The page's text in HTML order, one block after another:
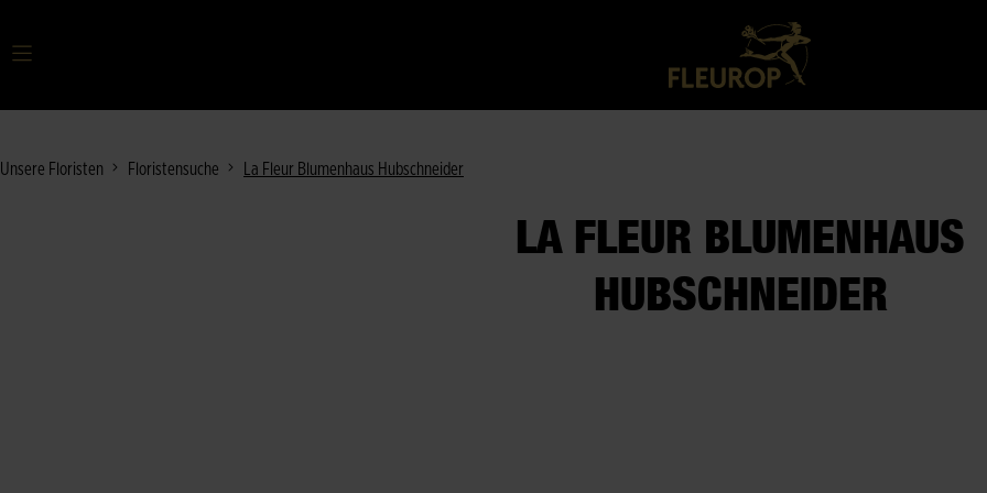
Unsere Floristen Floristensuche La Fleur Blumenhaus Hubschneider
LA FLEUR BLUMENHAUS
HUBSCHNEIDER